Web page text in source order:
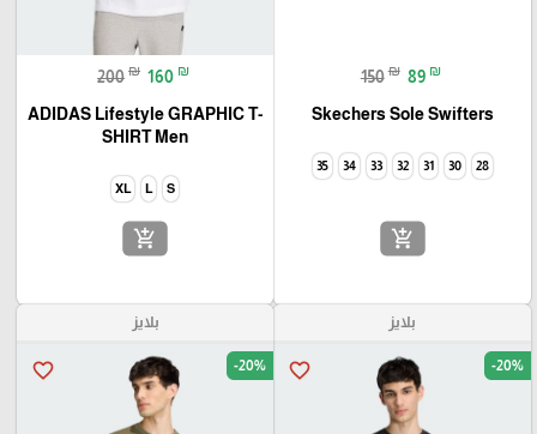
150 ₪ 89 ₪
Skechers Sole Swifters
28
30
31
32
33
34
35
add_shopping_cart
200 ₪ 160 ₪
ADIDAS Lifestyle GRAPHIC T-
SHIRT Men
S
L
XL
add_shopping_cart
بلايز
favorite_border -20%
بلايز
favorite_border -20%